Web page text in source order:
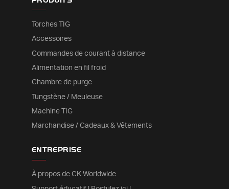
Torches TIG
Accessoires
Commandes de courant à distance
Alimentation en fil froid
Chambre de purge
Tungstène / Meuleuse
Machine TIG
Marchandise / Cadeaux & Vêtements
ENTREPRISE
À propos de CK Worldwide